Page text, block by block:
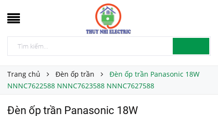
Trang chủ Đèn ốp trần
Đèn ốp trần Panasonic 18W
NNNC7622588 NNNC7623588 NNNC7627588
Đèn ốp trần Panasonic 18W